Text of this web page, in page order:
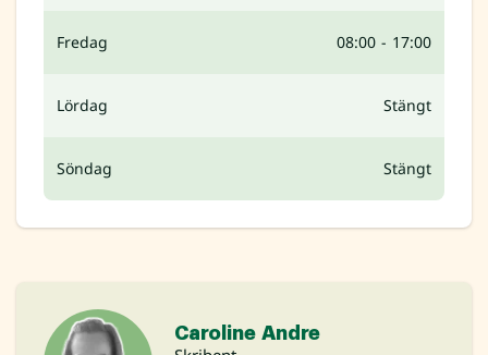
Fredag 08:00 - 17:00
Lördag Stängt
Söndag Stängt
Caroline Andre